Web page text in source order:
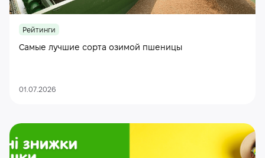
Рейтинги
Самые лучшие сорта озимой пшеницы
01.07.2026